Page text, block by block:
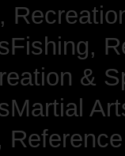
&